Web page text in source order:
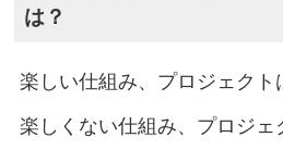
は？
楽しい仕組み、プロジェクト
楽しくない仕組み、プロジェ